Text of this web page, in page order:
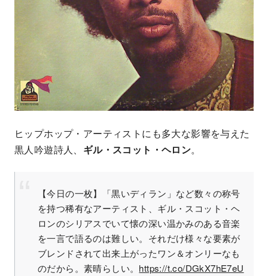
ヒップホップ・アーティストにも多大な影響を与えた
黒人吟遊詩人、 ギル・スコット・ヘロン。
【今日の一枚】「黒いディラン」など数々の称号
を持つ稀有なアーティスト、ギル・スコット・ヘ
ロンのシリアスでいて懐の深い温かみのある音楽
を一言で語るのは難しい。それだけ様々な要素が
ブレンドされて出来上がったワン＆オンリーなも
のだから。素晴らしい。 https://t.co/DGkX7hE7eU